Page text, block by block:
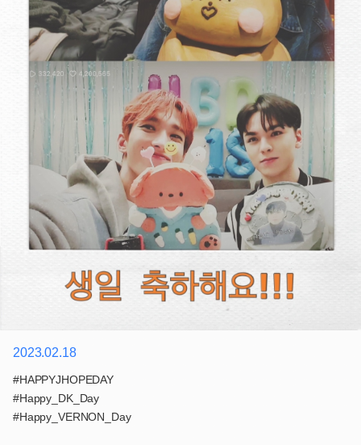
2023.02.18
#HAPPYJHOPEDAY
#Happy_DK_Day
#Happy_VERNON_Day